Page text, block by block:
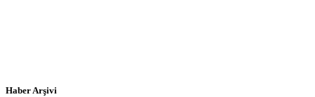
Haber Arşivi